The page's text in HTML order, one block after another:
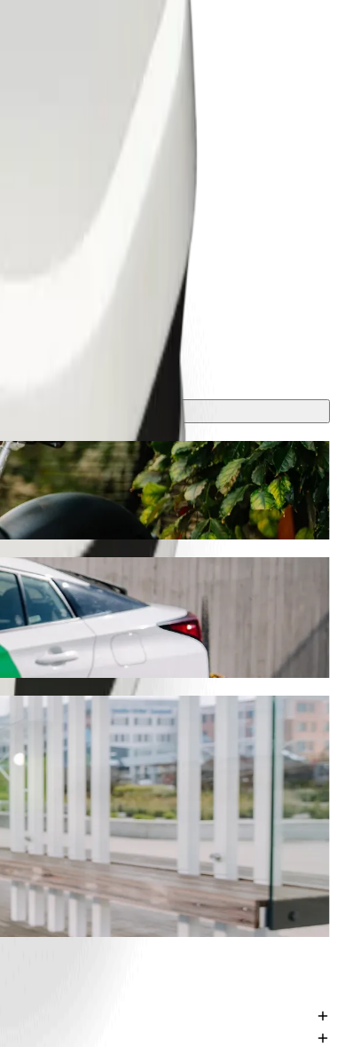
Kaduna ด้วยบริการเรียกรถ Bolt
Street Sabontasha Kaduna หากใช้ Bolt การเดินทาง
Sabontasha Kaduna
ซึ่งจะมีค่าใช้จ่ายประมาณ NGN 3,187.60 NGN